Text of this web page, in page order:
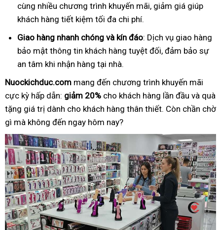
cùng nhiều chương trình khuyến mãi, giảm giá giúp
khách hàng tiết kiệm tối đa chi phí.
Giao hàng nhanh chóng và kín đáo: Dịch vụ giao hàng
bảo mật thông tin khách hàng tuyệt đối, đảm bảo sự
an tâm khi nhận hàng tại nhà.
Nuockichduc.com mang đến chương trình khuyến mãi
cực kỳ hấp dẫn: giảm 20% cho khách hàng lần đầu và quà
tặng giá trị dành cho khách hàng thân thiết. Còn chần chờ
gì mà không đến ngay hôm nay?